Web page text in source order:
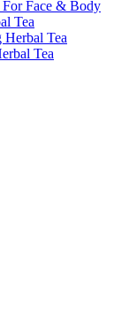
Face & Body
Tea
Tea
Tea